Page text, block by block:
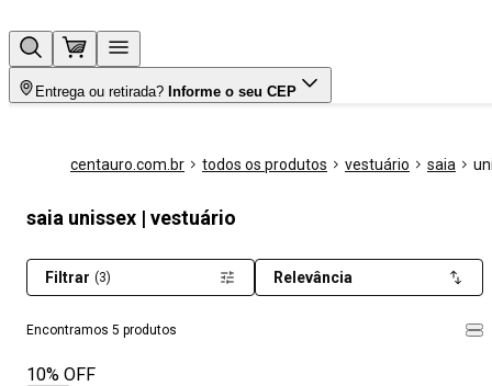
Entrega ou retirada? Informe o seu CEP
centauro.com.br todos os produtos vestuário saia
saia unissex | vestuário
Encontramos 5 produtos
Filtrar (3) Relevância
10% OFF